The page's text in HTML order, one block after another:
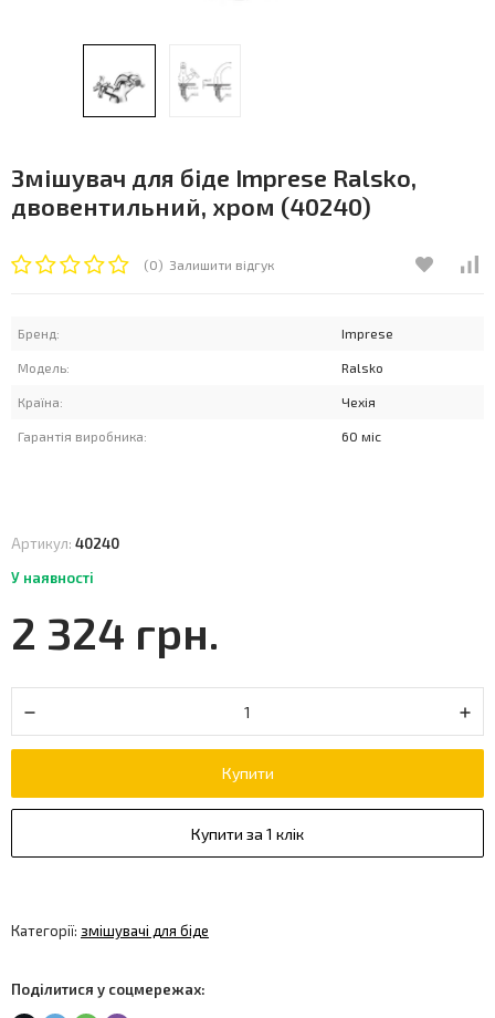
Змішувач для біде Imprese Ralsko,
двовентильний, хром (40240)
(0) Залишити відгук
Бренд: Imprese
Модель: Ralsko
Країна: Чехія
Гарантія виробника: 60 міс
Артикул: 40240
У наявності
2 324 грн.
Купити
Купити за 1 клік
Категорії: змішувачі для біде
Поділитися у соцмережах: